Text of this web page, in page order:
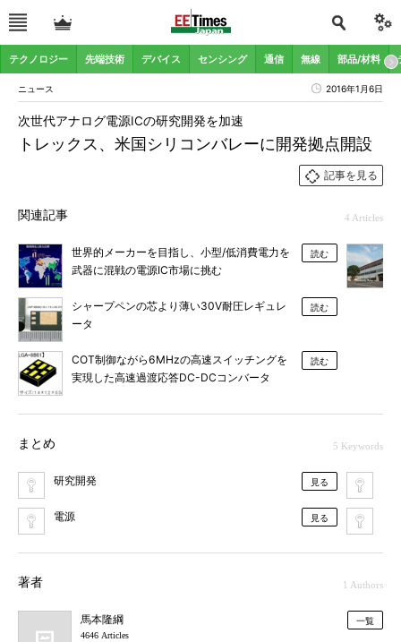
テクノロジー 先端技術 デバイス センシング 通信 無線 部品/材料
ニュース 2016年1月6日
トレックス、米国シリコンバレーに開発拠点開設
次世代アナログ電源ICの研究開発を加速
記事を見る
関連記事 4 Articles
世界的メーカーを目指し、小型/低消費電力を
武器に混戦の電源IC市場に挑む
読む
シャープペンの芯より薄い30V耐圧レギュレ
ータ
読む
COT制御ながら6MHzの高速スイッチングを
実現した高速過渡応答DC-DCコンバータ
読む
まとめ 5 Keywords
研究開発 見る
電源 見る
著者 1 Authors
馬本隆綱
4646 Articles
一覧